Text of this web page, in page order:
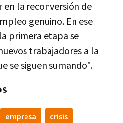
en la reconversión de
genuino. En ese
primera etapa se
trabajadores a la
se siguen sumando".
empresa crisis